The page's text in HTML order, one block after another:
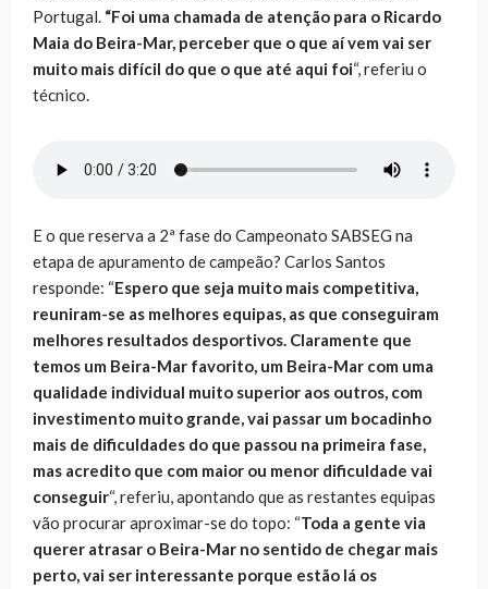
Portugal. “Foi uma chamada de atenção para o Ricardo
Maia do Beira-Mar, perceber que o que aí vem vai ser
muito mais difícil do que o que até aqui foi“, referiu o
técnico.
E o que reserva a 2ª fase do Campeonato SABSEG na
etapa de apuramento de campeão? Carlos Santos
responde: “Espero que seja muito mais competitiva,
reuniram-se as melhores equipas, as que conseguiram
melhores resultados desportivos. Claramente que
temos um Beira-Mar favorito, um Beira-Mar com uma
qualidade individual muito superior aos outros, com
investimento muito grande, vai passar um bocadinho
mais de dificuldades do que passou na primeira fase,
mas acredito que com maior ou menor dificuldade vai
conseguir“, referiu, apontando que as restantes equipas
vão procurar aproximar-se do topo: “Toda a gente via
querer atrasar o Beira-Mar no sentido de chegar mais
perto, vai ser interessante porque estão lá os